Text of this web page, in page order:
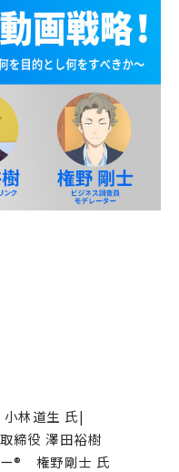
林道生 氏|
締役 澤田裕樹
ー®️ 権野剛士 氏